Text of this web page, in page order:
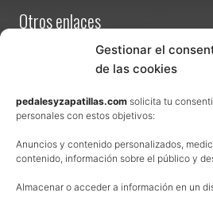
Gestionar el
de las cookies
pedalesyzapatillas.com solicita tu
personales con estos objetivos:
Anuncios y contenido personalizados,
contenido, información sobre el público y
Almacenar o acceder a información en un
Otros enlaces
Términos y condiciones de venta
Política de privacidad
Política de cookies